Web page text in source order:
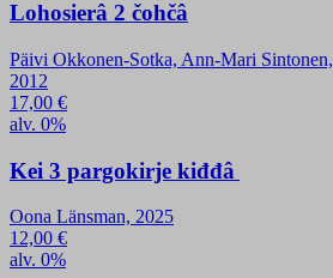
Lohosierâ 2 čohčâ
Päivi Okkonen-Sotka, Ann-Mari
2012
17,00 €
alv. 0%
Kei 3 pargokirje kiđđâ
Oona Länsman, 2025
12,00 €
alv. 0%